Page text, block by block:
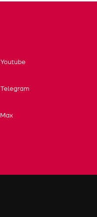
Youtube
Telegram
Max